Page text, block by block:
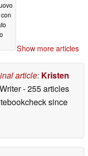
Show more articles
article: Kristen
- 255 articles
since